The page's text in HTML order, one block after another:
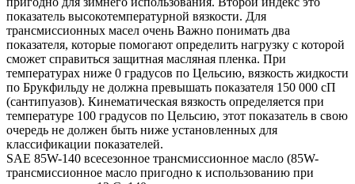
показатель высокотемпературной вязкости. Для
трансмиссионных масел очень Важно понимать два
показателя, которые помогают определить нагрузку с которой
сможет справиться защитная масляная пленка. При
температурах ниже 0 градусов по Цельсию, вязкость жидкости
по Брукфильду не должна превышать показателя 150 000 сП
(сантипуазов). Кинематическая вязкость определяется при
температуре 100 градусов по Цельсию, этот показатель в свою
очередь не должен быть ниже установленных для
классификации показателей.
SAE 85W-140 всесезонное трансмиссионное масло (85W-
трансмиссионное масло пригодно к использованию при